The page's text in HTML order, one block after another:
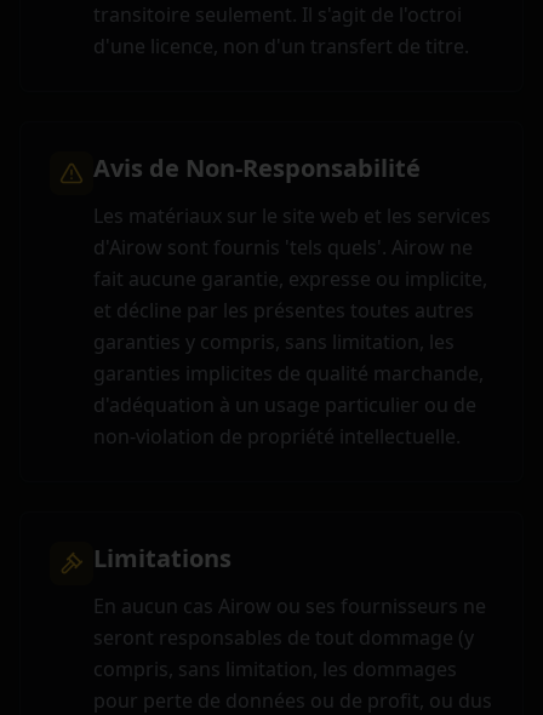
transitoire seulement. Il s'agit de l'octroi
d'une licence, non d'un transfert de titre.
Avis de Non-Responsabilité
Les matériaux sur le site web et les services
d'Airow sont fournis 'tels quels'. Airow ne
fait aucune garantie, expresse ou implicite,
et décline par les présentes toutes autres
garanties y compris, sans limitation, les
garanties implicites de qualité marchande,
d'adéquation à un usage particulier ou de
non-violation de propriété intellectuelle.
Limitations
En aucun cas Airow ou ses fournisseurs ne
seront responsables de tout dommage (y
compris, sans limitation, les dommages
pour perte de données ou de profit, ou dus